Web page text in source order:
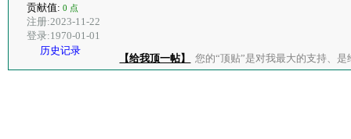
贡献值: 0 点
注册:2023-11-22
登录:1970-01-01
历史记录
【给我顶一帖】 您的“顶贴”是对我最大的支持、